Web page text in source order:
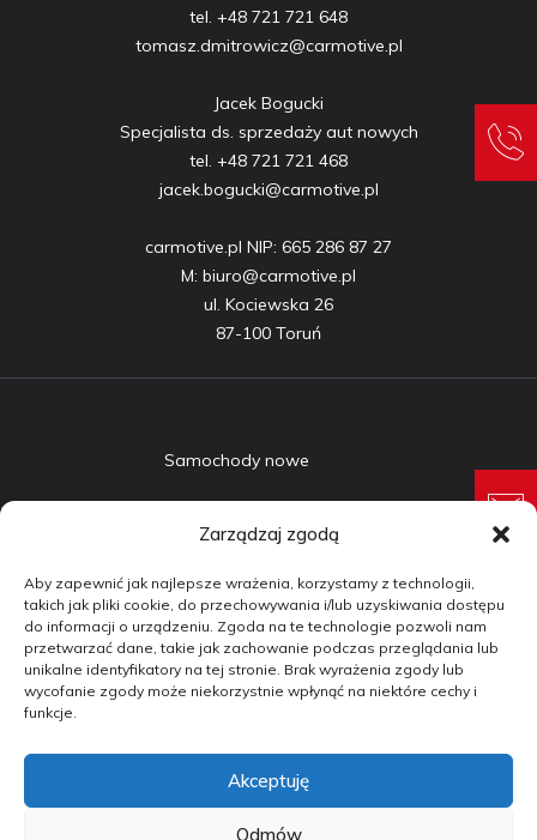
Zarządzaj zgodą
Aby zapewnić jak najlepsze wrażenia, korzystamy z technologii,
takich jak pliki cookie, do przechowywania i/lub uzyskiwania dostępu
do informacji o urządzeniu. Zgoda na te technologie pozwoli nam
przetwarzać dane, takie jak zachowanie podczas przeglądania lub
unikalne identyfikatory na tej stronie. Brak wyrażenia zgody lub
wycofanie zgody może niekorzystnie wpłynąć na niektóre cechy i
funkcje.
Akceptuję
Odmów
tel. +48 721 721 648
tomasz.dmitrowicz@carmotive.pl
Jacek Bogucki
Specjalista ds. sprzedaży aut nowych
tel. +48 721 721 468
jacek.bogucki@carmotive.pl
carmotive.pl NIP: 665 286 87 27
M: biuro@carmotive.pl
ul. Kociewska 26
87-100 Toruń
Samochody nowe
Samochody używane
Doradztwo
Finansowanie
Kontakt
copyright by carmotive.pl 2026©